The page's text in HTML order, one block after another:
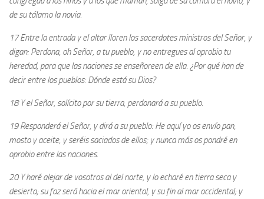
de su tálamo la novia.
17 Entre la entrada y el altar lloren los sacerdotes ministros del Señor, y
digan: Perdona, oh Señor, a tu pueblo, y no entregues al oprobio tu
heredad, para que las naciones se enseñoreen de ella. ¿Por qué han de
decir entre los pueblos: Dónde está su Dios?
18 Y el Señor, solícito por su tierra, perdonará a su pueblo.
19 Responderá el Señor, y dirá a su pueblo: He aquí yo os envío pan,
mosto y aceite, y seréis saciados de ellos; y nunca más os pondré en
oprobio entre las naciones.
20 Y haré alejar de vosotros al del norte, y lo echaré en tierra seca y
desierta; su faz será hacia el mar oriental, y su fin al mar occidental; y